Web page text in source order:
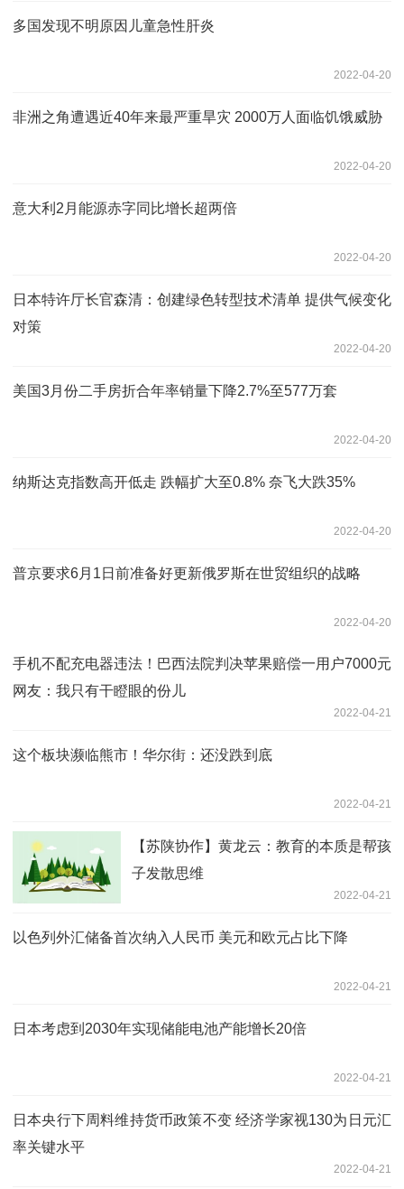
多国发现不明原因儿童急性肝炎
2022-04-20
非洲之角遭遇近40年来最严重旱灾 2000万人面临饥饿威胁
2022-04-20
意大利2月能源赤字同比增长超两倍
2022-04-20
日本特许厅长官森清：创建绿色转型技术清单 提供气候变化
对策
2022-04-20
美国3月份二手房折合年率销量下降2.7%至577万套
2022-04-20
纳斯达克指数高开低走 跌幅扩大至0.8% 奈飞大跌35%
2022-04-20
普京要求6月1日前准备好更新俄罗斯在世贸组织的战略
2022-04-20
手机不配充电器违法！巴西法院判决苹果赔偿一用户7000元
网友：我只有干瞪眼的份儿
2022-04-21
这个板块濒临熊市！华尔街：还没跌到底
2022-04-21
【苏陕协作】黄龙云：教育的本质是帮孩
子发散思维
2022-04-21
以色列外汇储备首次纳入人民币 美元和欧元占比下降
2022-04-21
日本考虑到2030年实现储能电池产能增长20倍
2022-04-21
日本央行下周料维持货币政策不变 经济学家视130为日元汇
率关键水平
2022-04-21